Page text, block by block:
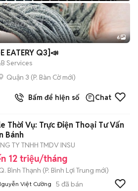
+2
6
EATERY Q3]📣
Services
Quận 3 (P. Bàn Cờmới)
Bấm để hiện số Chat
Thời Vụ: Trực Điện Thoại Tư Vấn
Bánh
TY TNHH TMDV INSU
12 triệu/tháng
Bình Thạnh (P. Bình Lợi Trung mới)
Việt Cường 5 đã bán